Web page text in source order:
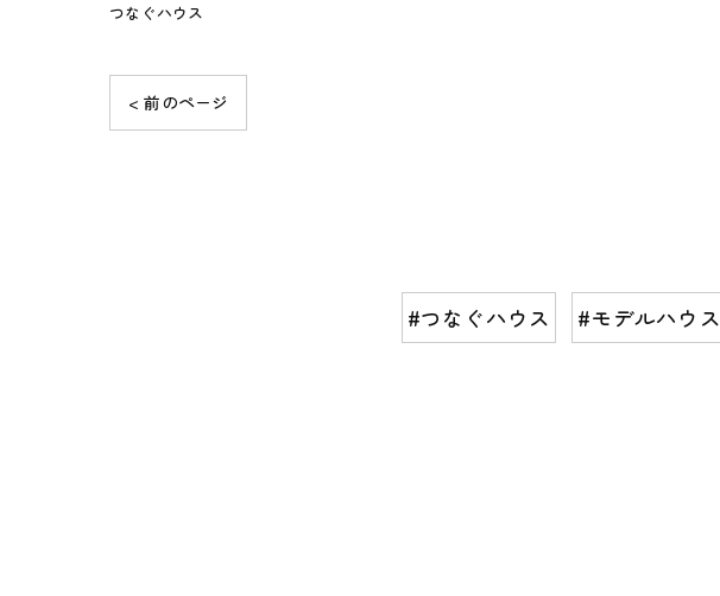
つなぐハウス
< 前のページ
#つなぐハウス #モデルハウス